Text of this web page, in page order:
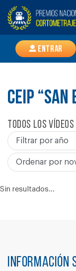
Entrar
CEIP “SAN
Todos los
Sin resultados...
Información